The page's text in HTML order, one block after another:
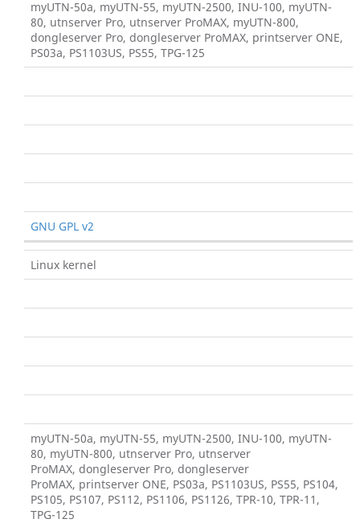
myUTN-50a, myUTN-55, myUTN-2500, INU-100, myUTN-
80, utnserver Pro, utnserver ProMAX, myUTN-800,
dongleserver Pro, dongleserver ProMAX, printserver ONE,
PS03a, PS1103US, PS55, TPG-125
GNU GPL v2
Linux kernel
myUTN-50a, myUTN-55, myUTN-2500, INU-100, myUTN-
80, myUTN-800, utnserver Pro, utnserver
ProMAX, dongleserver Pro, dongleserver
ProMAX, printserver ONE, PS03a, PS1103US, PS55, PS104,
PS105, PS107, PS112, PS1106, PS1126, TPR-10, TPR-11,
TPG-125